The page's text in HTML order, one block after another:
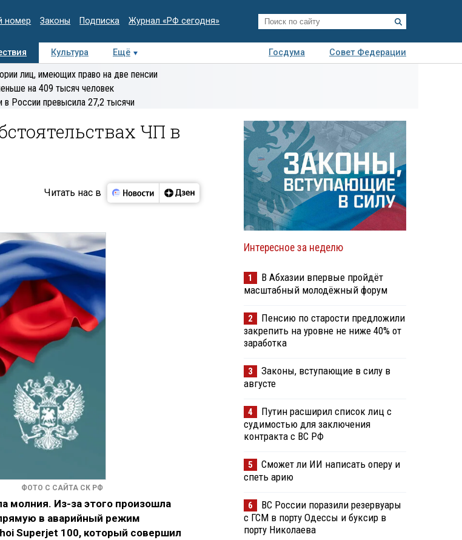
номер Законы Подписка Журнал «РФ сегодня»
Культура Ещё Госдума
Совет Федерации
Интервью Колумнисты
Деловая
лиц, имеющих право на две пенсии
на 409 тысяч человек
в России превысила 27,2 тысячи
ЧП в
Читать нас в
ФОТО С САЙТА СК РФ
молния. Из-за этого произошла
в аварийный режим
Superjet 100, который совершил
Интересное за неделю
1
В Абхазии впервые пройдёт
масштабный молодёжный форум
2
Пенсию по старости предложили
закрепить на уровне не ниже 40% от
заработка
3
Законы, вступающие в силу в
августе
4
Путин расширил список лиц с
судимостью для заключения
контракта с ВС РФ
5
Сможет ли ИИ написать оперу и
спеть арию
6
ВС России поразили резервуары
с ГСМ в порту Одессы и буксир в
порту Николаева